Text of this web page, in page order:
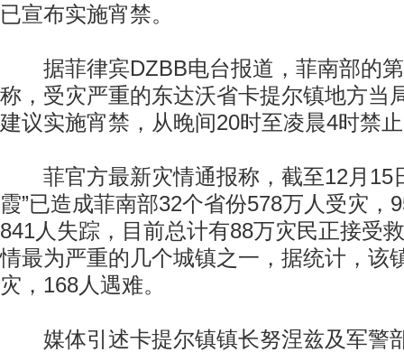
已宣布实施宵禁。
据菲律宾DZBB电台报道，菲南部的第
称，受灾严重的东达沃省卡提尔镇地方当
建议实施宵禁，从晚间20时至凌晨4时禁
菲官方最新灾情通报称，截至12月15
霞”已造成菲南部32个省份578万人受灾，
841人失踪，目前总计有88万灾民正接受
情最为严重的几个城镇之一，据统计，该
灾，168人遇难。
媒体引述卡提尔镇镇长努涅兹及军警